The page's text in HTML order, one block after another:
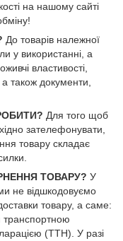
на нашому сайті
До товарів належної
у використанні, а
властивості,
також документи,
Для того щоб
зателефонувати,
товару складає
ТОВАРУ? У
не відшкодовуємо
товару, а саме:
транспортною
(ТТН). У разі